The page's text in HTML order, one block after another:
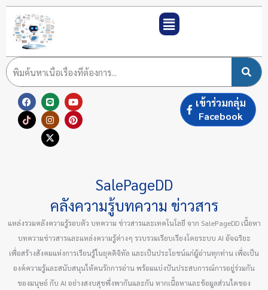
Skip
to
content
F
a
c
e
L
i
n
e
Y
o
u
t
T
i
k
t
I
n
s
t
a
g
P
i
n
t
X
-
t
w
i
t
เข้าร่วมกลุ่ม
Facebook
SalePageDD
คลังความรู้บทความ ข่าวสาร
แหล่งรวมคลังความรู้รอบตัว บทความ ข่าวสารและเทคโนโลยี จาก SalePageDD เนื้อหา
บทความข่าวสารและแหล่งความรู้ต่างๆ รวบรวมเรียบเรียงโดยระบบ AI อัจฉริยะ
เพื่อสร้างสังคมแห่งการเรียนรู้ในยุคดิจิทัล และเป็นประโยชน์แก่ผู้อ่านทุกท่าน เพื่อเป็น
องค์ความรู้และสนับสนุนให้คนรักการอ่าน พร้อมแบ่งปันประสบการณ์การอยู่ร่วมกัน
ของมนุษย์ กับ AI อย่างสงบสุขพึ่งพากันและกัน หากเนื้อหาและข้อมูลส่วนใดของ